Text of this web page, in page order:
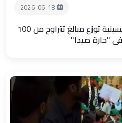
2026-06-18
شملت 250 عائلة: العتبة الحسينية توزع مبالغ تتراوح من 100